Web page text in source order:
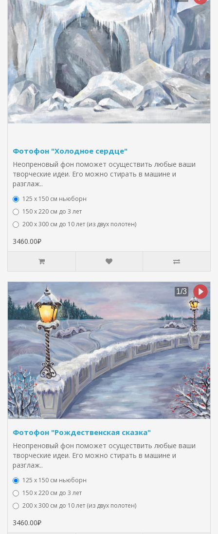
Фотофон "Холодное сердце"
Неопреновый фон поможет осуществить любые ваши
творческие идеи. Его можно стирать в машине и
разглаж..
125 x 150 см ньюборн
150 х 220 см до 3 лет
200 х 300 см до 10 лет (из двух полотен)
3460.00₽
Фотофон "Рождественская сказка"
Неопреновый фон поможет осуществить любые ваши
творческие идеи. Его можно стирать в машине и
разглаж..
125 x 150 см ньюборн
150 х 220 см до 3 лет
200 х 300 см до 10 лет (из двух полотен)
3460.00₽